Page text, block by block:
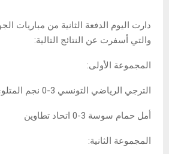
دارت اليوم الدفعة الثانية من مباريات
والتي أسفرت عن النتائج التالية:
المجموعة الأولى:
الترجي الرياضي التونسي 3-0 نجم المتلوي
أمل حمام سوسة 3-0 اتحاد تطاوين
المجموعة الثانية: